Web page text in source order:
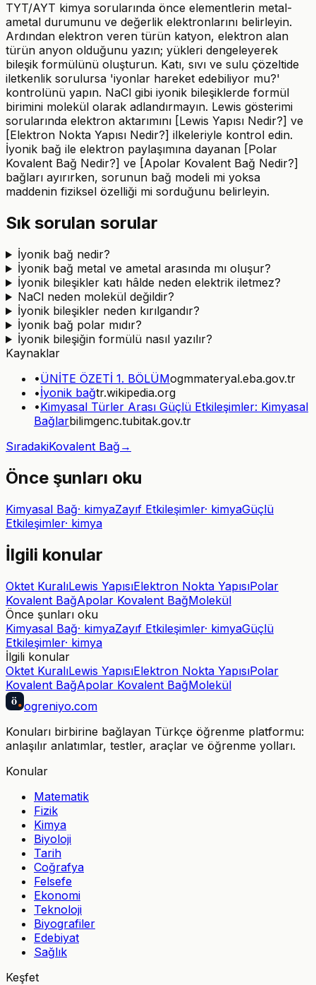
TYT/AYT kimya sorularında önce elementlerin metal-
ametal durumunu ve değerlik elektronlarını belirleyin.
Ardından elektron veren türün katyon, elektron alan
türün anyon olduğunu yazın; yükleri dengeleyerek
bileşik formülünü oluşturun. Katı, sıvı ve sulu çözeltide
iletkenlik sorulursa 'iyonlar hareket edebiliyor mu?'
kontrolünü yapın. NaCl gibi iyonik bileşiklerde formül
birimini molekül olarak adlandırmayın. Lewis gösterimi
sorularında elektron aktarımını [Lewis Yapısı Nedir?] ve
[Elektron Nokta Yapısı Nedir?] ilkeleriyle kontrol edin.
İyonik bağ ile elektron paylaşımına dayanan [Polar
Kovalent Bağ Nedir?] ve [Apolar Kovalent Bağ Nedir?]
bağları ayırırken, sorunun bağ modeli mi yoksa
maddenin fiziksel özelliği mi sorduğunu belirleyin.
Sık sorulan sorular
İyonik bağ nedir?
İyonik bağ metal ve ametal arasında mı oluşur?
İyonik bileşikler katı hâlde neden elektrik iletmez?
NaCl neden molekül değildir?
İyonik bileşikler neden kırılgandır?
İyonik bağ polar mıdır?
İyonik bileşiğin formülü nasıl yazılır?
Kaynaklar
•ÜNİTE ÖZETİ 1. BÖLÜMogmmateryal.eba.gov.tr
•İyonik bağtr.wikipedia.org
•Kimyasal Türler Arası Güçlü Etkileşimler: Kimyasal
Bağlarbilimgenc.tubitak.gov.tr
SıradakiKovalent Bağ →
Önce şunları oku
Kimyasal Bağ· kimyaZayıf Etkileşimler· kimyaGüçlü
Etkileşimler· kimya
İlgili konular
Oktet KuralıLewis YapısıElektron Nokta YapısıPolar
Kovalent BağApolar Kovalent BağMolekül
Önce şunları oku
Kimyasal Bağ· kimyaZayıf Etkileşimler· kimyaGüçlü
Etkileşimler· kimya
İlgili konular
Oktet KuralıLewis YapısıElektron Nokta YapısıPolar
Kovalent BağApolar Kovalent BağMolekül
ö ogreniyo.com
Konuları birbirine bağlayan Türkçe öğrenme platformu:
anlaşılır anlatımlar, testler, araçlar ve öğrenme yolları.
Konular
Matematik
Fizik
Kimya
Biyoloji
Tarih
Coğrafya
Felsefe
Ekonomi
Teknoloji
Biyografiler
Edebiyat
Sağlık
Keşfet